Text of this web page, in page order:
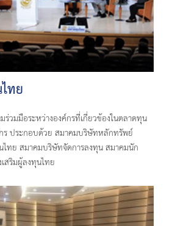
ทย
ร่วมมือระหว่างองค์กรที่เกี่ยวข้องในตลาดทุน
ประกอบด้วย สมาคมบริษัทหลักทรัพย์
ทย สมาคมบริษัทจัดการลงทุน สมาคมนัก
สริมผู้ลงทุนไทย